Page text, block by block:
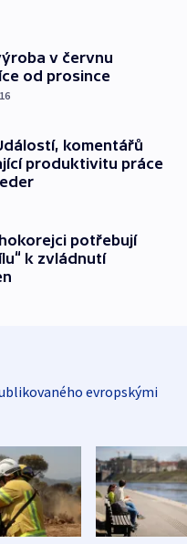
v červnu
od prosince
komentářů
produktivitu práce
potřebují
k zvládnutí
evropskými